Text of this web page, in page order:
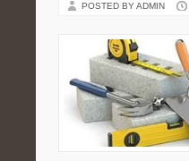
POSTED BY ADMIN